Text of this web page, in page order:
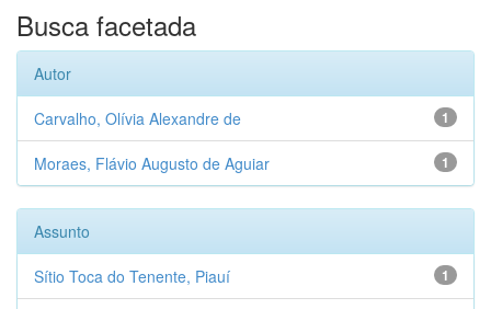
Busca facetada
Autor
1
Carvalho, Olívia Alexandre de
1
Moraes, Flávio Augusto de Aguiar
Assunto
1
Sítio Toca do Tenente, Piauí